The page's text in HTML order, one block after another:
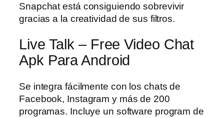
Snapchat está consiguiendo sobrevivir
gracias a la creatividad de sus filtros.
Live Talk – Free Video Chat
Apk Para Android
Se integra fácilmente con los chats de
Facebook, Instagram y más de 200
programas. Incluye un software program de